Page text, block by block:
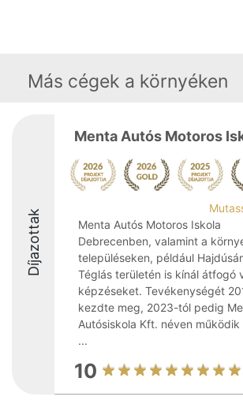
Más cégek a környéken
Díjazottak
Menta Autós Motoros
Menta Autós Motoros Iskola
Debrecenben, valamint a
településeken, például
Téglás területén is kínál átfogó
képzéseket. Tevékenységét
kezdte meg, 2023-tól pedig
Autósiskola Kft. néven
...
10